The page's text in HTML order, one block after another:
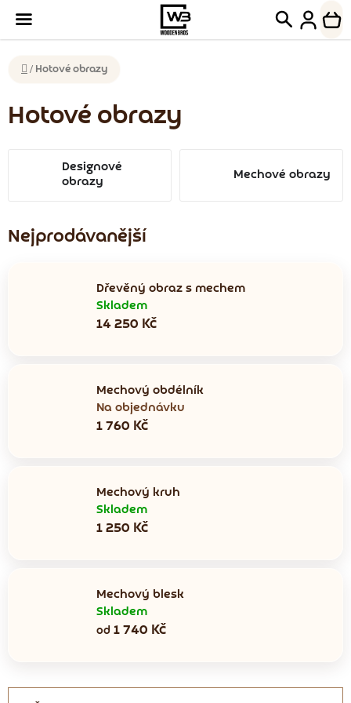
obsah
Hledat
Domů
/ Hotové obrazy
Hotové obrazy
Designové
obrazy
Mechové obrazy
Nejprodávanější
Dřevěný obraz s mechem
Skladem
14 250 Kč
Mechový obdélník
Na objednávku
1 760 Kč
Mechový kruh
Skladem
1 250 Kč
Mechový blesk
Skladem
od 1 740 Kč